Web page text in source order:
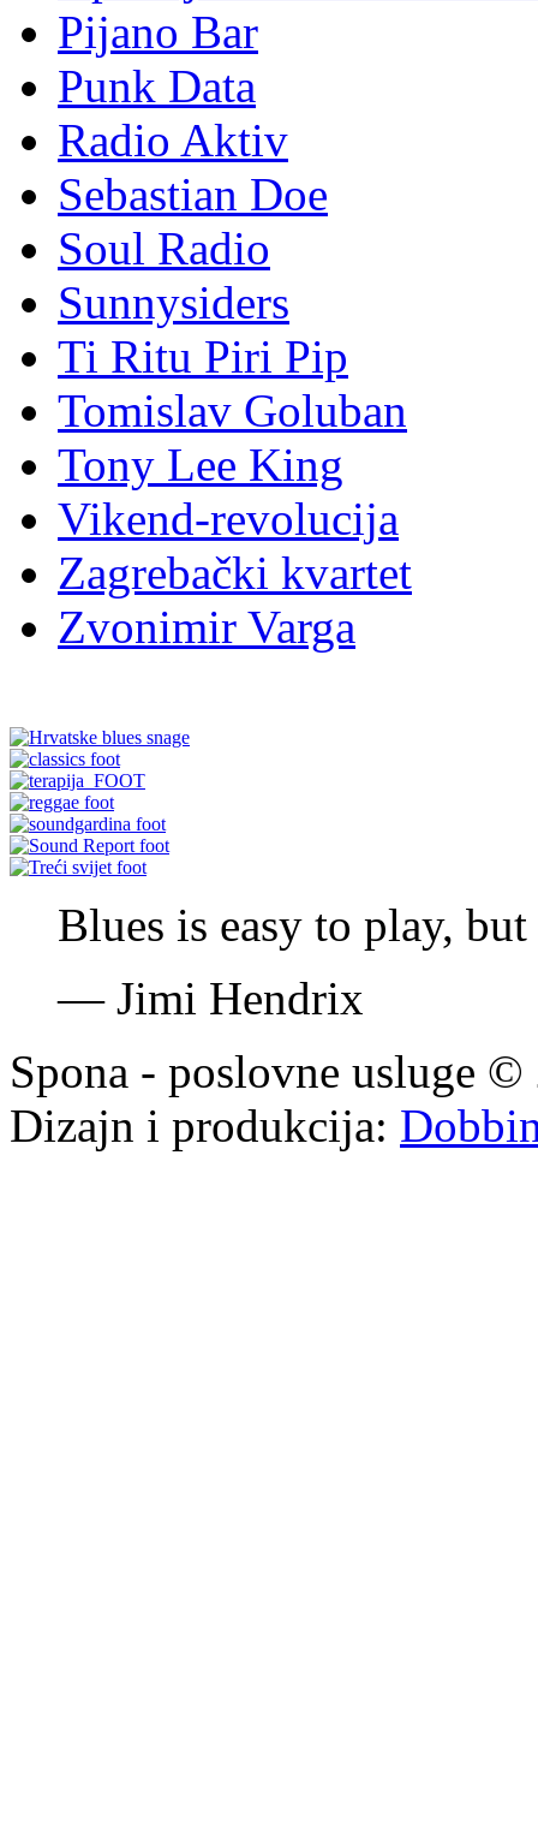
Pijano Bar
Punk Data
Radio Aktiv
Sebastian Doe
Soul Radio
Sunnysiders
Ti Ritu Piri Pip
Tomislav Goluban
Tony Lee King
Vikend-revolucija
Zagrebački kvartet
Zvonimir Varga
Blues is easy to play,
—Jimi Hendrix
Spona - poslovne usluge
Dizajn i produkcija: